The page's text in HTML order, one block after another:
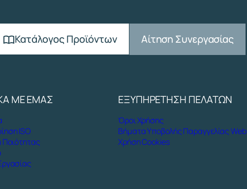
Κατάλογος Προϊόντων Αίτηση Συνεργασίας
ΜΕ ΕΜΑΣ
ISO
Ποιότητας
ΕΞΥΠΗΡΕΤΗΣΗ ΠΕΛΑΤΩΝ
Όροι Χρήσης
Βήματα Υποβολής Παραγγελίας Web
Χρήση Cookies